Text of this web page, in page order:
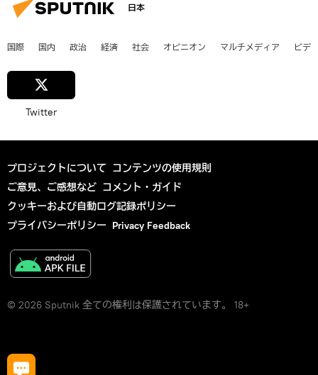
日本
国際 国内 政治 経済 社会 オピニオン マルチメディア ビデ
Twitter
プロジェクトについて コンテンツの使用規則
ご意見、ご感想など コメント・ガイド
クッキーおよび自動ログ記録ポリシー
プライバシーポリシー Privacy Feedback
© 2026 Sputnik 全ての権利は保護されています。 18+